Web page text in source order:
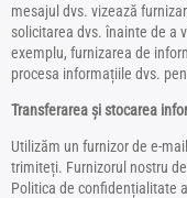
mesajul dvs. vizează
solicitarea dvs. înainte de a
exemplu, furnizarea de
procesa informațiile dvs.
Transferarea și stocarea
Utilizăm un furnizor de e-
trimiteți. Furnizorul nostru de
Politica de confidențialitate